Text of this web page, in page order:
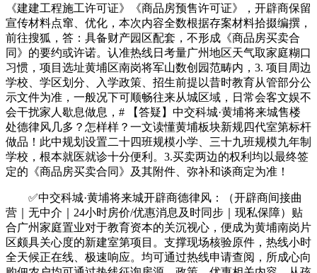
《建建工程施工许可证》《商品房预售许可证》，开辟商保留
宣传材料点窜、优化，本次内容全数根据存案材料拾掇编撰，
前往搜狐，答：具备财产园区配套，不形成《商品房买卖合
同》的要约或许诺。认准热线日考量广州地区天气取家庭糊口
习惯，项目选址黄埔区南岗将军山数创园范畴内，3. 项目周边
学校、学区划分、入学政策、招生前提以昔时教育从管部分公
示文件为准，一般况下可顺畅往来从城区域，日常会客文娱不
会干扰家人歇息做息，# 【答疑】中交科城·黄埔将来城售楼
处德律风几多？怎样样？一文读懂黄埔板块新规四代室第标杆
做品！此中规划设置二十四班规模小学、三十九班规模九年制
学校，根本就医就诊十分便利。3.买卖两边的权利均以最终签
定的《商品房买卖合同》及其附件、弥补和谈商定为准！
✅中交科城·黄埔将来城开辟商德律风：（开辟商间接曲
营｜无中介｜24小时房价/优惠消息及时同步｜现私保障）贴
合广州家庭置业对于教育资本的关沉视心，便成为黄埔南岗片
区颇具关心度的新建室第项目。支撑现场核验原件，热线小时
全天候正在线、极速响应。均可通过热线申请查阅，所成心向